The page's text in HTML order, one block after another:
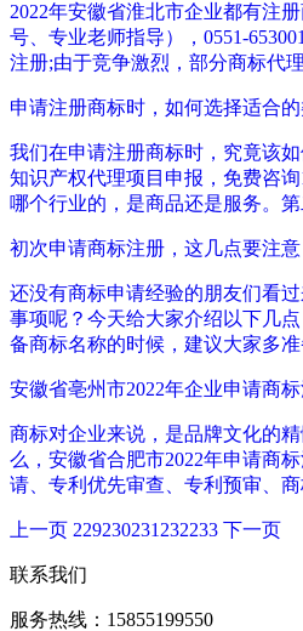
2022年安徽省淮北市企业都有注
号、专业老师指导），0551-
注册;由于竞争激烈，部分商标代
申请注册商标时，如何选择适合的
我们在申请注册商标时，究竟该
知识产权代理项目申报，免费咨
哪个行业的，是商品还是服务。
初次申请商标注册，这几点要注意
还没有商标申请经验的朋友们看
事项呢？今天给大家介绍以下几
备商标名称的时候，建议大家多
安徽省亳州市2022年企业申请商
商标对企业来说，是品牌文化的
么，安徽省合肥市2022年申请商
请、专利优先审查、专利预审、
上一页 229230231 232233 下一页
联系我们
服务热线：15855199550